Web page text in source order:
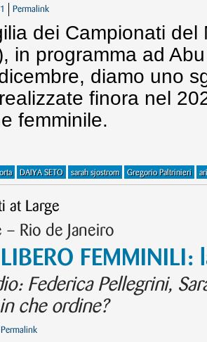
Permalink
dei Campionati del
in programma ad
diamo uno
finora nel
femminile.
DAIYA SETO sarah sjostrom Gregorio Paltrinieri
at Large
– Rio de Janeiro
Federica Pellegrini,
che ordine?
Permalink